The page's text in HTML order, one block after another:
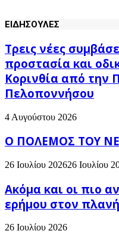
ΕΙΔΗΣΟΥΛΕΣ
Τρεις νέες
προστασία και
Κορινθία από την
Πελοποννήσου
4 Αυγούστου 2026
Ο ΠΟΛΕΜΟΣ ΤΟΥ
26 Ιουλίου 202626 Ιουλίου
Ακόμα και οι πιο
ερήμου στον
26 Ιουλίου 2026